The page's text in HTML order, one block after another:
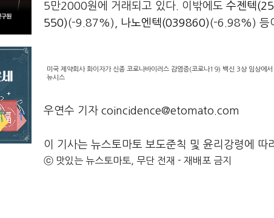
5만2000원에 거래되고 있다. 이밖에도 수젠텍
550)(-9.87%), 나노엔텍(039860)(-6.98%) 등
미국 제약회사 화이자가 신종 코로나바이러스 감염증(코로나19) 백신 3상 임상
뉴시스
우연수 기자 coincidence@etomato.com
이 기사는 뉴스토마토 보도준칙 및 윤리강령에 따
ⓒ 맛있는 뉴스토마토, 무단 전재 - 재배포 금지